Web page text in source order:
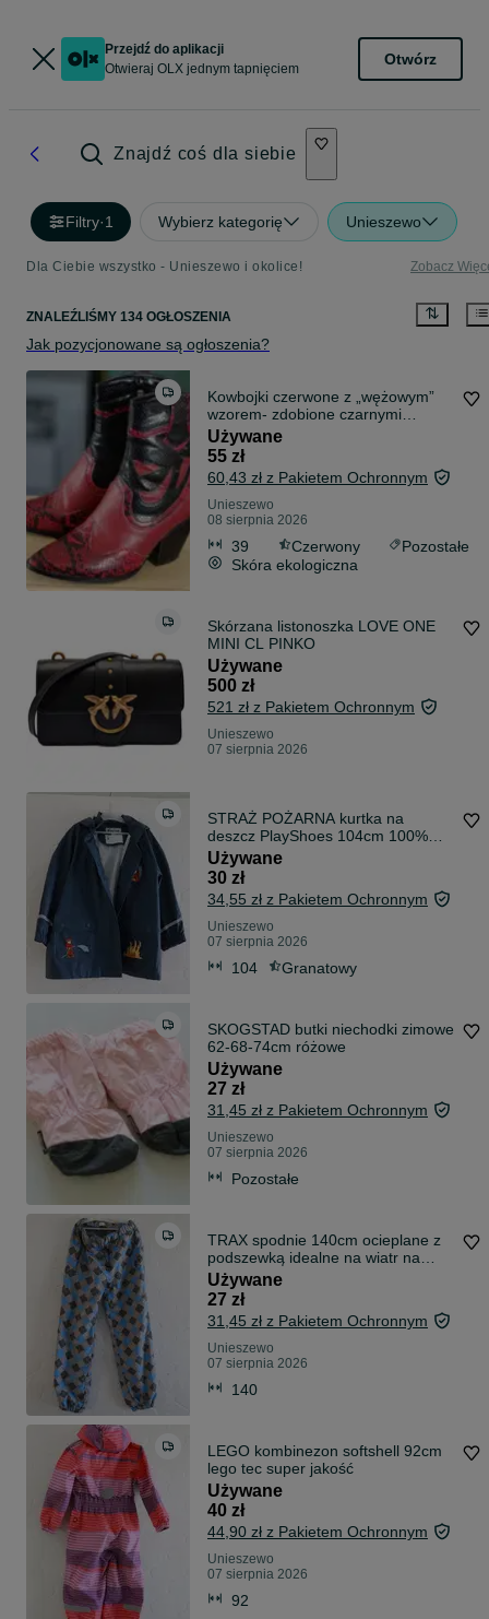
Przejdź do aplikacji
Otwieraj OLX jednym tapnięciem
Otwórz
Znajdź coś dla siebie
Filtry·1 Wybierz kategorię Unieszewo
Dla Ciebie wszystko - Unieszewo i okolice! Zobacz
ZNALEŹLIŚMY 134 OGŁOSZENIA
Jak pozycjonowane są ogłoszenia?
Kowbojki czerwone z „wężowym”
wzorem- zdobione czarnymi
aplikacjami
Używane
55 zł
60,43 zł z Pakietem Ochronnym
Unieszewo
08 sierpnia 2026
39 Czerwony
Pozostałe
Skóra ekologiczna
Skórzana listonoszka LOVE ONE
MINI CL PINKO
Używane
500 zł
521 zł z Pakietem Ochronnym
Unieszewo
07 sierpnia 2026
STRAŻ POŻARNA kurtka na
deszcz PlayShoes 104cm 100%
wodoodporna guma
Używane
30 zł
34,55 zł z Pakietem Ochronnym
Unieszewo
07 sierpnia 2026
104 Granatowy
SKOGSTAD butki niechodki zimowe
62-68-74cm różowe
Używane
27 zł
31,45 zł z Pakietem Ochronnym
Unieszewo
07 sierpnia 2026
Pozostałe
TRAX spodnie 140cm ocieplane z
podszewką idealne na wiatr na
kleszcze
Używane
27 zł
31,45 zł z Pakietem Ochronnym
Unieszewo
07 sierpnia 2026
140
LEGO kombinezon softshell 92cm
lego tec super jakość
Używane
40 zł
44,90 zł z Pakietem Ochronnym
Unieszewo
07 sierpnia 2026
92